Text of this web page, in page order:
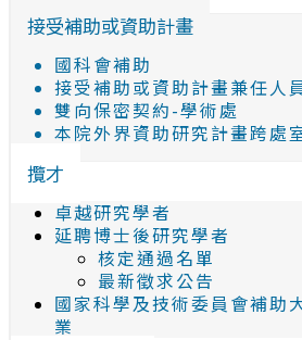
接受補助或資助計畫
國科會補助
接受補助或資助計畫兼任人
雙向保密契約-學術處
本院外界資助研究計畫跨處
攬才
卓越研究學者
延聘博士後研究學者
核定通過名單
最新徵求公告
國家科學及技術委員會補助
業